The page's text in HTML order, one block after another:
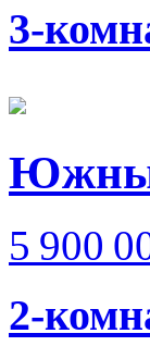
3-
5 900
2-